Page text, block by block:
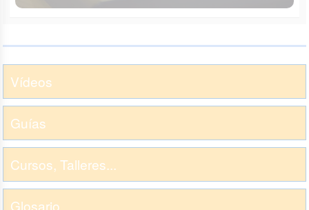
Vídeos
Guías
Cursos, Talleres...
Glosario